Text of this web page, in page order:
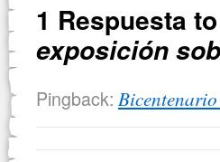
1 Respuesta to
exposición
Pingback: